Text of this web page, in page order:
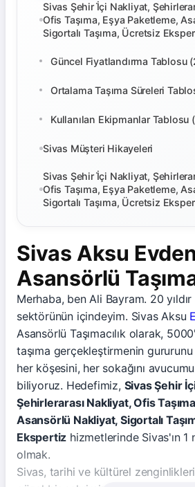
Sivas Şehir İ̇çi Nakliyat,
Ofis Taşıma, Eşya Paketleme,
Sigortalı Taşıma, Ücretsiz
Güncel Fiyatlandırma Tablosu
Ortalama Taşıma Süreleri
Kullanılan Ekipmanlar Tablosu
Sivas Müşteri Hikayeleri
Sivas Şehir İ̇çi Nakliyat,
Ofis Taşıma, Eşya Paketleme,
Sigortalı Taşıma, Ücretsiz
Sivas Aksu
Asansörlü
Merhaba, ben Ali Bayram. 20
sektörünün içindeyim. Sivas Aksu
Asansörlü Taşımacılık olarak,
taşıma gerçekleştirmenin gururunu
her köşesini, her sokağını
biliyoruz. Hedefimiz, Sivas Şehir
Şehirlerarası Nakliyat, Ofis
Asansörlü Nakliyat, Sigortalı
Ekspertiz hizmetlerinde Sivas'ın 1
olmak.
Sivas, tarihi ve kültürel